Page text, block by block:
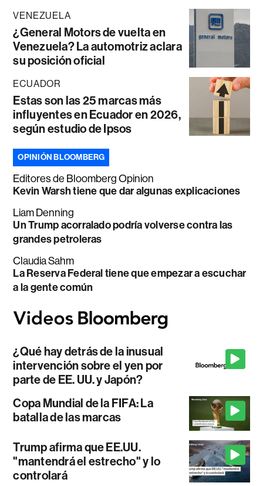
VENEZUELA
¿General Motors de vuelta en
Venezuela? La automotriz aclara
su posición oficial
ECUADOR
Estas son las 25 marcas más
influyentes en Ecuador en 2026,
según estudio de Ipsos
OPINIÓN BLOOMBERG
Editores de Bloomberg Opinion
Kevin Warsh tiene que dar algunas explicaciones
Liam Denning
Un Trump acorralado podría volverse contra las
grandes petroleras
Claudia Sahm
La Reserva Federal tiene que empezar a escuchar
a la gente común
¿Qué hay detrás de la inusual
intervención sobre el yen por
parte de EE. UU. y Japón?
Copa Mundial de la FIFA: La
batalla de las marcas
Trump afirma que EE.UU.
"mantendrá el estrecho" y lo
controlará